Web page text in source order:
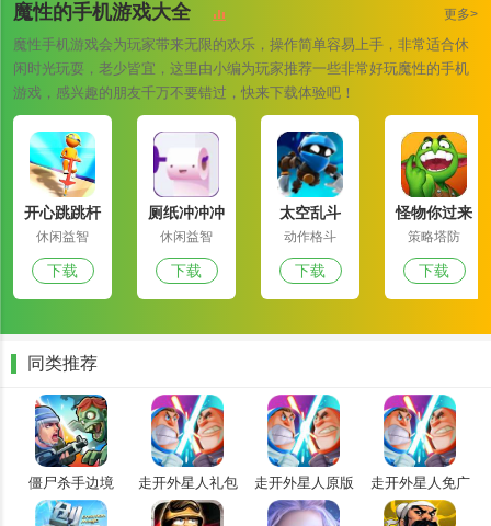
防体系。
塔防系列游戏推荐
多特英雄守卫城堡：游戏中充满了经典的像素风格的塔防策略游戏，
游戏的玩法非常的简单刺激，丰富多样的游戏模式，多样化的游戏模
式，精彩刺激的塔防策略对战，玩家可以解锁各种各样的游戏武器装
备和丰富的游戏技能，帮助玩家更加轻松的守卫自己的城堡。
放置方块塔防：一款有着极简精美的游戏画风，游戏的玩法非常的简
单有趣，各种各样的游戏炮台，惊心动魄的战斗场面，丰富多样的游
戏关卡，游戏中，玩家可以通过不断的升级和强化炮台，提升更高的
小小塔防射：一卡款非常好玩的手机塔防策略游戏，在游戏中玩家不
需要太过复杂的操作，玩家只需要保护好自己的老家不被怪物攻击就
可以了，操作是非常的简单，喜欢的小伙伴们快来下载啊。
魔性的手机游戏大全 更多>
魔性手机游戏会为玩家带来无限的欢乐，操作简单容易上手，非常适合休
闲时光玩耍，老少皆宜，这里由小编为玩家推荐一些非常好玩魔性的手机
游戏，感兴趣的朋友千万不要错过，快来下载体验吧！
开心跳跳杆
休闲益智
下载
厕纸冲冲冲
休闲益智
下载
太空乱斗
动作格斗
下载
怪物你过来
呀
策略塔防
下载
同类推荐
僵尸杀手边境
走开外星人礼包
版
走开外星人原版
走开外星人免广
告版